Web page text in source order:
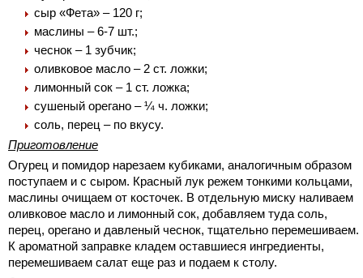
сыр «Фета» – 120 г;
маслины – 6-7 шт.;
чеснок – 1 зубчик;
оливковое масло – 2 ст. ложки;
лимонный сок – 1 ст. ложка;
сушеный орегано – ¼ ч. ложки;
соль, перец – по вкусу.
Приготовление
Огурец и помидор нарезаем кубиками, аналогичным образом
поступаем и с сыром. Красный лук режем тонкими кольцами,
маслины очищаем от косточек. В отдельную миску наливаем
оливковое масло и лимонный сок, добавляем туда соль,
перец, орегано и давленый чеснок, тщательно перемешиваем.
К ароматной заправке кладем оставшиеся ингредиенты,
перемешиваем салат еще раз и подаем к столу.